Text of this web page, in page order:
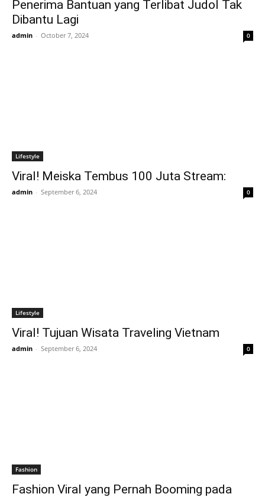
Penerima Bantuan yang Terlibat Judol Tak
Dibantu Lagi
admin - October 7, 2024 0
Lifestyle
Viral! Meiska Tembus 100 Juta Stream:
admin - September 6, 2024 0
Lifestyle
Viral! Tujuan Wisata Traveling Vietnam
admin - September 6, 2024 0
Fashion
Fashion Viral yang Pernah Booming pada